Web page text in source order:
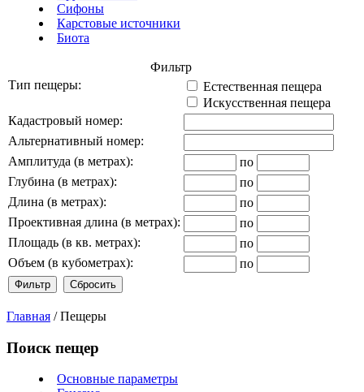
Сифоны
Карстовые источники
Биота
Фильтр
Тип пещеры:
Естественная пещера
Искусственная пещера
Кадастровый номер:
Альтернативный номер:
Амплитуда (в метрах):
по
Глубина (в метрах):
по
Длина (в метрах):
по
Проективная длина (в метрах):
по
Площадь (в кв. метрах):
по
Объем (в кубометрах):
по
Главная / Пещеры
Поиск пещер
Основные параметры